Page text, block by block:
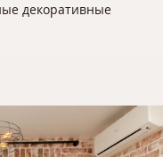
декоративные